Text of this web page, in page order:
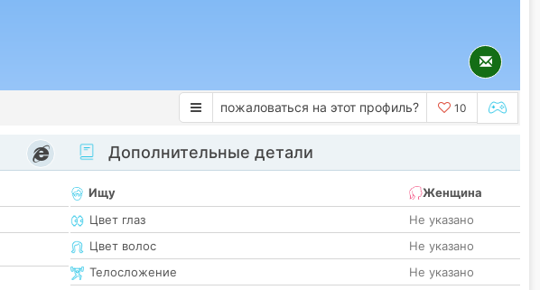
пожаловаться на этот профиль? 10
Дополнительные детали
Ищу
Женщина
Цвет глаз
Не указано
Цвет волос
Не указано
Телосложение
Не указано